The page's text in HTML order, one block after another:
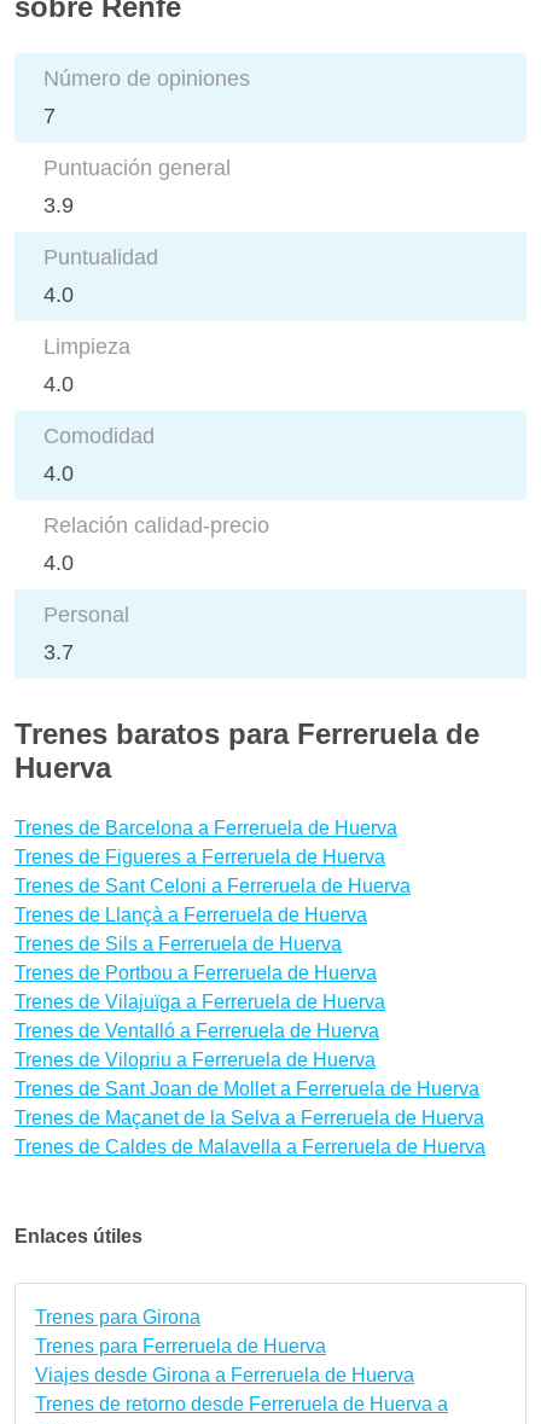
Número de opiniones
7
Puntuación general
3.9
Puntualidad
4.0
Limpieza
4.0
Comodidad
4.0
Relación calidad-precio
4.0
Personal
3.7
Trenes baratos para Ferreruela de
Huerva
Trenes de Barcelona a Ferreruela de Huerva
Trenes de Figueres a Ferreruela de Huerva
Trenes de Sant Celoni a Ferreruela de Huerva
Trenes de Llançà a Ferreruela de Huerva
Trenes de Sils a Ferreruela de Huerva
Trenes de Portbou a Ferreruela de Huerva
Trenes de Vilajuïga a Ferreruela de Huerva
Trenes de Ventalló a Ferreruela de Huerva
Trenes de Vilopriu a Ferreruela de Huerva
Trenes de Sant Joan de Mollet a Ferreruela de Huerva
Trenes de Maçanet de la Selva a Ferreruela de Huerva
Trenes de Caldes de Malavella a Ferreruela de Huerva
Enlaces útiles
Trenes para Girona
Trenes para Ferreruela de Huerva
Viajes desde Girona a Ferreruela de Huerva
Trenes de retorno desde Ferreruela de Huerva a